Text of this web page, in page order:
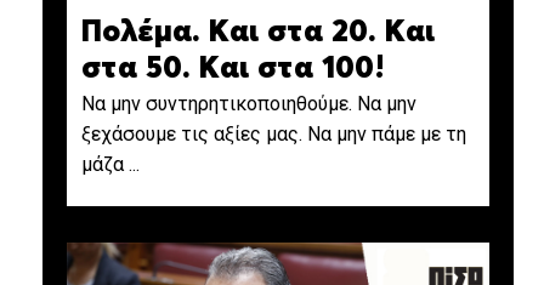
Πολέμα. Και στα 20. Και
στα 50. Και στα 100!
Να μην συντηρητικοποιηθούμε. Να μην
ξεχάσουμε τις αξίες μας. Να μην πάμε με τη
μάζα ...